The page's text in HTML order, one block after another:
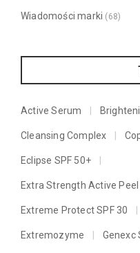
Wiadomości marki (68)
Active Serum
Cleansing Complex
Eclipse SPF 50+
Extra Strength Active
Extreme Protect SPF 30
Extremozyme Genexc